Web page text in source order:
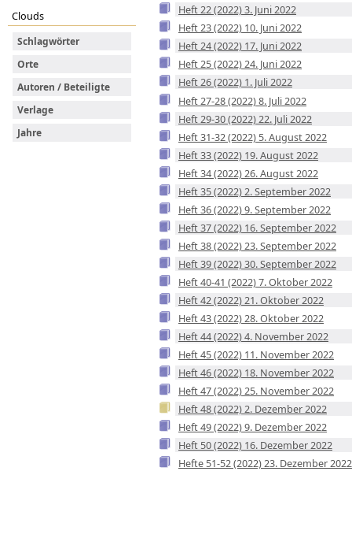
Clouds
Schlagwörter
Orte
Autoren / Beteiligte
Verlage
Jahre
Heft 22 (2022) 3. Juni 2022
Heft 23 (2022) 10. Juni 2022
Heft 24 (2022) 17. Juni 2022
Heft 25 (2022) 24. Juni 2022
Heft 26 (2022) 1. Juli 2022
Heft 27-28 (2022) 8. Juli 2022
Heft 29-30 (2022) 22. Juli 2022
Heft 31-32 (2022) 5. August 2022
Heft 33 (2022) 19. August 2022
Heft 34 (2022) 26. August 2022
Heft 35 (2022) 2. September 2022
Heft 36 (2022) 9. September 2022
Heft 37 (2022) 16. September 2022
Heft 38 (2022) 23. September 2022
Heft 39 (2022) 30. September 2022
Heft 40-41 (2022) 7. Oktober 2022
Heft 42 (2022) 21. Oktober 2022
Heft 43 (2022) 28. Oktober 2022
Heft 44 (2022) 4. November 2022
Heft 45 (2022) 11. November 2022
Heft 46 (2022) 18. November 2022
Heft 47 (2022) 25. November 2022
Heft 48 (2022) 2. Dezember 2022
Heft 49 (2022) 9. Dezember 2022
Heft 50 (2022) 16. Dezember 2022
Hefte 51-52 (2022) 23. Dezember 2022